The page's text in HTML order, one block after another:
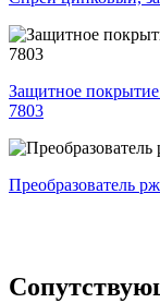
Защитное покрытие
7803
Преобразователь